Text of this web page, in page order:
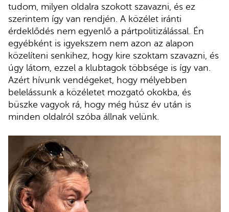
tudom, milyen oldalra szokott szavazni, és ez
szerintem így van rendjén. A közélet iránti
érdeklődés nem egyenlő a pártpolitizálással. Én
egyébként is igyekszem nem azon az alapon
közelíteni senkihez, hogy kire szoktam szavazni, és
úgy látom, ezzel a klubtagok többsége is így van.
Azért hívunk vendégeket, hogy mélyebben
belelássunk a közéletet mozgató okokba, és
büszke vagyok rá, hogy még húsz év után is
minden oldalról szóba állnak velünk.